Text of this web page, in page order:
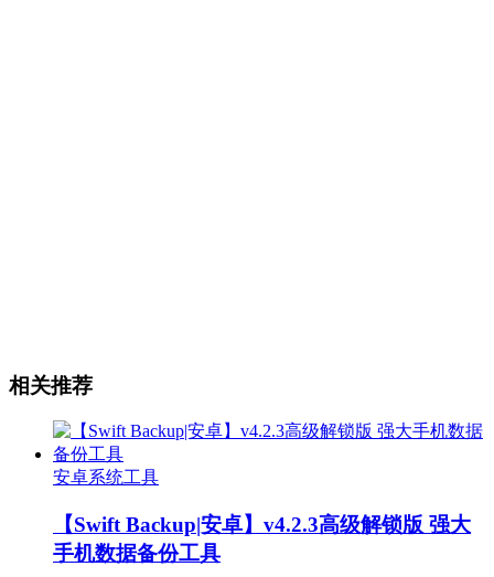
相关推荐
安卓系统工具
【Swift Backup|安卓】v4.2.3高级解锁版 强大
手机数据备份工具